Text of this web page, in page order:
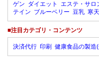
ゲン ダイエット エステ・サロ
テイン ブルーベリー 豆乳 寒天
■注目カテゴリ・コンテンツ
決済代行 印刷 健康食品の製造